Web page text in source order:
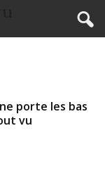
porte les bas
vu